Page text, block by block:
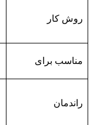
روش کار
مناسب برای
راندمان